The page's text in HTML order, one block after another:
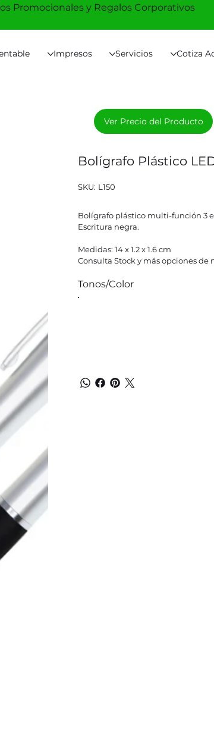
Impresos Servicios Cotiza
Promocionales y Regalos Corporativos
Bolígrafo Plástico
SKU: SKU
L150
L150
Bolígrafo plástico multi-función 3
Escritura negra.
Medidas: 14 x 1.2 x 1.6 cm
Consulta Stock y más opciones de
Tonos/Color
Ver Precio del Producto